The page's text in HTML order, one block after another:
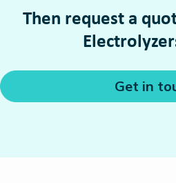
Then request a
Get in